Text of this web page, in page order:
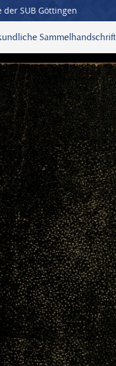
der SUB Göttingen
Sammelhandschrift